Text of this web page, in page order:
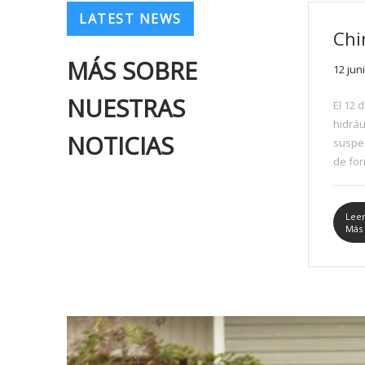
LATEST NEWS
MÁS SOBRE
NUESTRAS
NOTICIAS
12
El 12
de
que
de
Leer
Más